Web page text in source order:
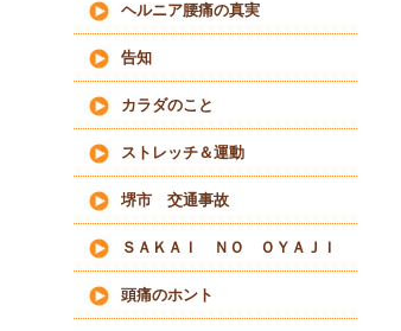
ヘルニア腰痛の真実
告知
カラダのこと
ストレッチ＆運動
堺市 交通事故
ＳＡＫＡＩ ＮＯ ＯＹＡＪＩ
頭痛のホント